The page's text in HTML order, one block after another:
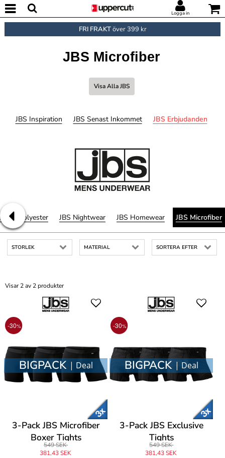
Logga in
FRI FRAKTöver 399 kr
JBS Microfiber
Visa Alla JBS
JBS Inspiration JBS Senast Inkommet JBS Erbjudanden
Polyester JBS Nightwear JBS Homewear JBS Microfiber
STORLEK MATERIAL SORTERA EFTER
Visar 2 av 2 produkter
-30%
BIGPACK | Deal
3-Pack JBS Microfiber
Boxer Tights
549 SEK
381,43 SEK
-30%
BIGPACK| Deal
3-Pack JBS Exclusive
Tights
549 SEK
381,43 SEK